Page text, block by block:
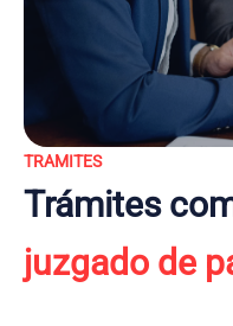
TRAMITES
Trámites
juzgado de